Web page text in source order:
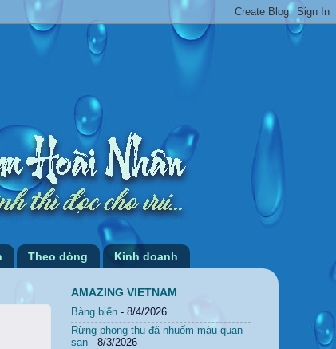
Theo dòng Kinh doanh
AMAZING VIETNAM
Bàng biển - 8/4/2026
Rừng phong thu đã nhuốm màu quan
san - 8/3/2026